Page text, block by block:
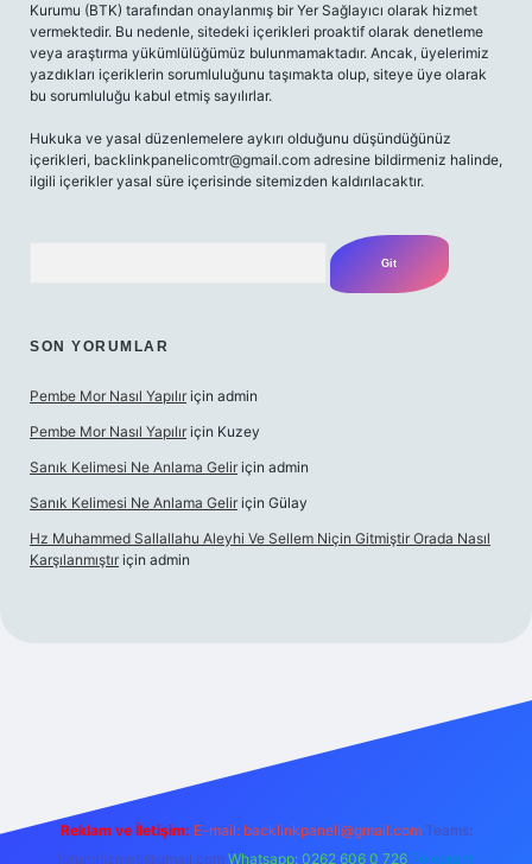
Kurumu (BTK) tarafından onaylanmış bir Yer Sağlayıcı olarak hizmet
vermektedir. Bu nedenle, sitedeki içerikleri proaktif olarak denetleme
veya araştırma yükümlülüğümüz bulunmamaktadır. Ancak, üyelerimiz
yazdıkları içeriklerin sorumluluğunu taşımakta olup, siteye üye olarak
bu sorumluluğu kabul etmiş sayılırlar.
Hukuka ve yasal düzenlemelere aykırı olduğunu düşündüğünüz
içerikleri, backlinkpanelicomtr@gmail.com adresine bildirmeniz halinde,
ilgili içerikler yasal süre içerisinde sitemizden kaldırılacaktır.
SON YORUMLAR
Pembe Mor Nasıl Yapılır için admin
Pembe Mor Nasıl Yapılır için Kuzey
Sanık Kelimesi Ne Anlama Gelir için admin
Sanık Kelimesi Ne Anlama Gelir için Gülay
Hz Muhammed Sallallahu Aleyhi Ve Sellem Niçin Gitmiştir Orada Nasıl
Karşılanmıştır için admin
Reklam ve İletişim: E-mail: backlinkpaneli@gmail.com Teams:
forumhizmeti@gmail.com Whatsapp: 0262 606 0 726 Telegram: